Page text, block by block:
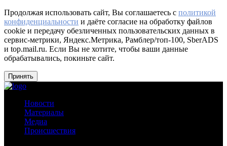
Продолжая использовать сайт, Вы соглашаетесь с политикой
конфиденциальности и даёте согласие на обработку файлов
cookie и передачу обезличенных пользовательских данных в
сервис-метрики, Яндекс.Метрика, Рамблер/топ-100, SberADS
и top.mail.ru. Если Вы не хотите, чтобы ваши данные
обрабатывались, покиньте сайт.
Принять
Новости
Материалы
Медиа
Происшествия